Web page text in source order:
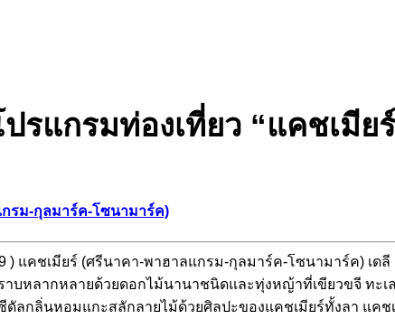
รแกรมท่องเที่ยว “แคชเมีย
กรม-กุลมาร์ค-โซนามาร์ค)
) แคชเมียร์ (ศรีนาคา-พาฮาลแกรม-กุลมาร์ค-โซนามาร์ค)
บหลากหลายด้วยดอกไม้นานาชนิดและทุ่งหญ้าที่เขียวขจี ทะ
ลกลิ่นหอมแกะสลักลายไม้ด้วยศิลปะของแคชเมียร์ทั้งลา แคช